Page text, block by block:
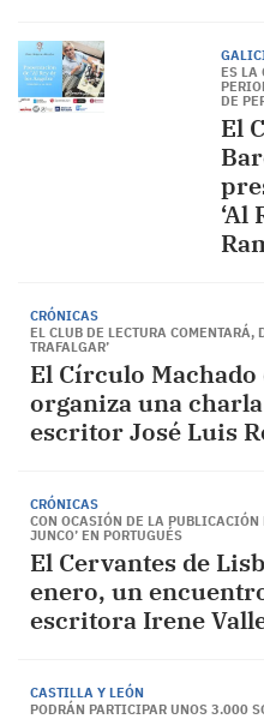
ES LA
DE
El
‘Al
CRÓNICAS
EL CLUB DE LECTURA
TRAFALGAR’
El Círculo
organiza una
escritor José Luis
CRÓNICAS
CON OCASIÓN DE LA
JUNCO’ EN PORTUGUÉS
El Cervantes de
enero, un
escritora Irene
CASTILLA Y LEÓN
PODRÁN PARTICIPAR UNOS 3.000